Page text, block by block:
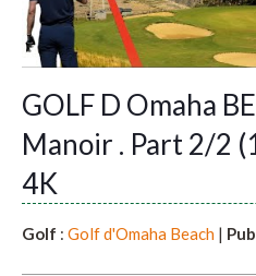
GOLF D Omaha
Manoir . Part 2/2
4K
Golf : Golf d'Omaha Beach |